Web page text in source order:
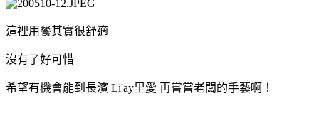
這裡用餐其實很舒適
沒有了好可惜
希望有機會能到長濱 Li'ay里愛 再嘗嘗老闆的手藝啊！